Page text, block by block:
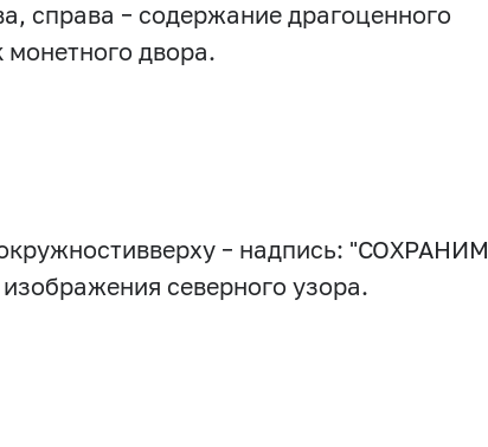
справа – содержание драгоценного
монетного двора.
– надпись: "СОХРАНИМ
северного узора.